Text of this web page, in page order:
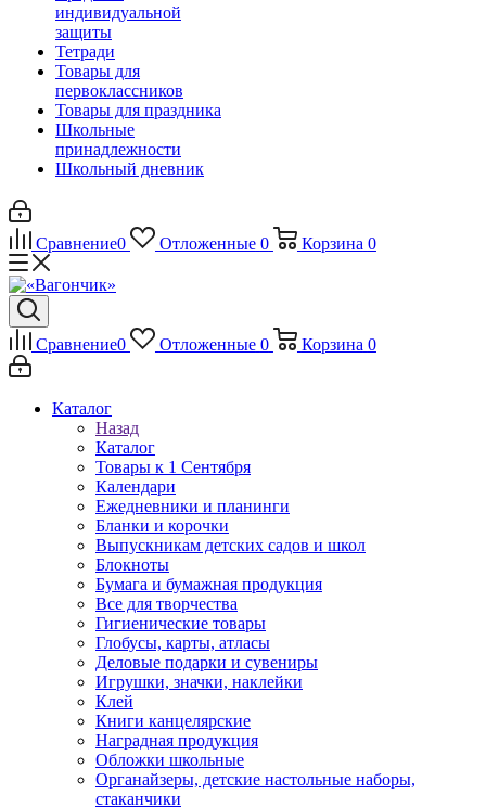
индивидуальной
защиты
Тетради
Товары для
первоклассников
Товары для праздника
Школьные
принадлежности
Школьный дневник
Сравнение0 Отложенные 0 Корзина 0
Сравнение0 Отложенные 0 Корзина 0
Каталог
Назад
Каталог
Товары к 1 Сентября
Календари
Ежедневники и планинги
Бланки и корочки
Выпускникам детских садов и школ
Блокноты
Бумага и бумажная продукция
Все для творчества
Гигиенические товары
Глобусы, карты, атласы
Деловые подарки и сувениры
Игрушки, значки, наклейки
Клей
Книги канцелярские
Наградная продукция
Обложки школьные
Органайзеры, детские настольные наборы,
стаканчики